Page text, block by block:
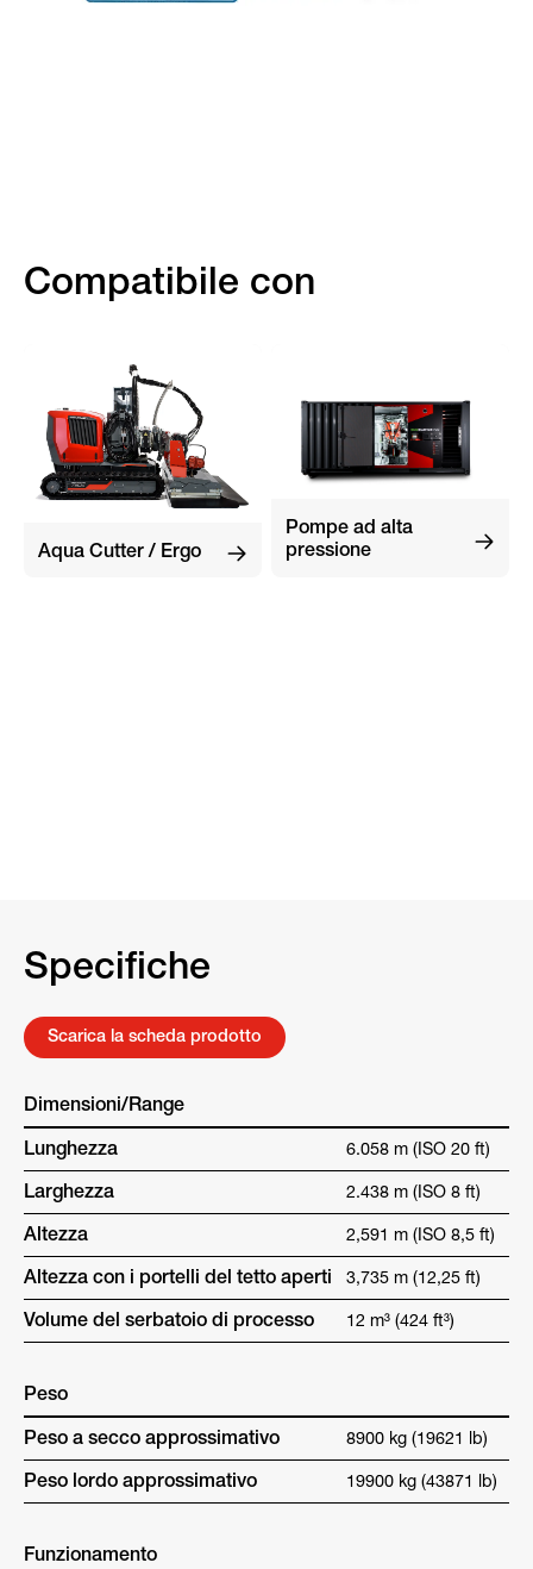
Compatibile con
Aqua Cutter / Ergo
Pompe ad alta
pressione
Specifiche
Scarica la scheda prodotto
Dimensioni/Range
Lunghezza 6.058 m (ISO 20 ft)
Larghezza 2.438 m (ISO 8 ft)
Altezza 2,591 m (ISO 8,5 ft)
Altezza con i portelli del tetto aperti 3,735 m (12,25 ft)
Volume del serbatoio di processo 12 m³ (424 ft³)
Peso
Peso a secco approssimativo 8900 kg (19621 lb)
Peso lordo approssimativo 19900 kg (43871 lb)
Funzionamento